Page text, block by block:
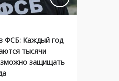
ФСБ: Каждый год
тысячи
защищать